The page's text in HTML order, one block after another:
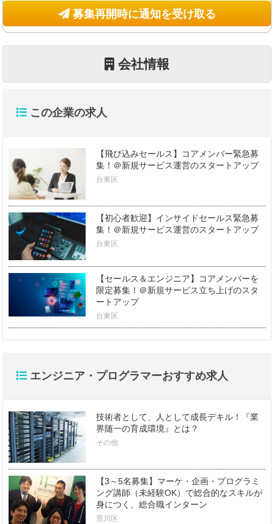
募集再開時に通知を受け取る
会社情報
この企業の求人
【飛び込みセールス】コアメンバー緊急募
集！＠新規サービス運営のスタートアップ
台東区
【初心者歓迎】インサイドセールス緊急募
集！＠新規サービス運営のスタートアップ
台東区
【セールス＆エンジニア】コアメンバーを
限定募集！＠新規サービス立ち上げのスタ
ートアップ
台東区
エンジニア・プログラマーおすすめ求人
技術者として、人として成長デキル！『業
界随一の育成環境』とは？
その他
【3～5名募集】マーケ・企画・プログラミ
ング講師（未経験OK）で総合的なスキルが
身につく、総合職インターン
荒川区